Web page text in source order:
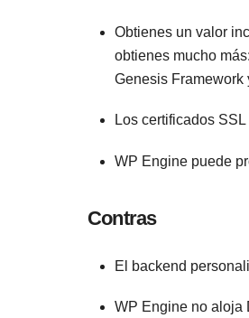
Obtienes un valor
obtienes mucho
Genesis Framework
Los certificados
WP Engine puede
Contras
El backend
WP Engine no aloja